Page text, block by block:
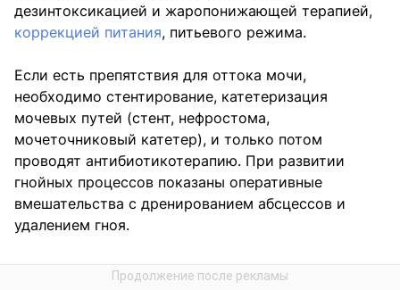
дезинтоксикацией и жаропонижающей терапией,
коррекцией питания, питьевого режима.
Если есть препятствия для оттока мочи,
необходимо стентирование, катетеризация
мочевых путей (стент, нефростома,
мочеточниковый катетер), и только потом
проводят антибиотикотерапию. При развитии
гнойных процессов показаны оперативные
вмешательства с дренированием абсцессов и
удалением гноя.